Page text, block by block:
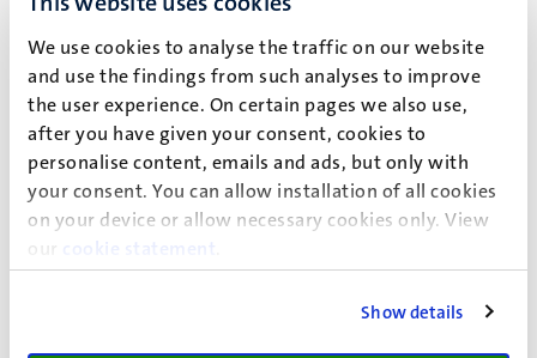
We use cookies to analyse the traffic on our website
and use the findings from such analyses to improve
the user experience. On certain pages we also use,
after you have given your consent, cookies to
personalise content, emails and ads, but only with
your consent. You can allow installation of all cookies
on your device or allow necessary cookies only. View
our
cookie statement
Show details
Als je ondersteuning zoekt voor een situatie die hierboven
niet wordt genoemd, kun je meer informatie vinden op de
paginaHow can we support you?(in het Engels).
Video
Waarvoor kun je bij de UM Studentendecanen terecht?
Bekijk de video